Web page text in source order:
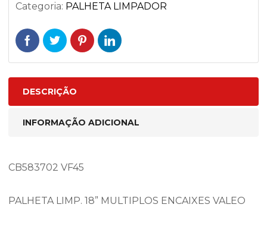
Categoria: PALHETA LIMPADOR
DESCRIÇÃO
INFORMAÇÃO ADICIONAL
CB583702 VF45
PALHETA LIMP. 18” MULTIPLOS ENCAIXES VALEO